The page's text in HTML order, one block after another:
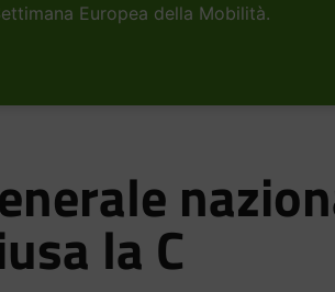
Europea della Mobilità.
la C